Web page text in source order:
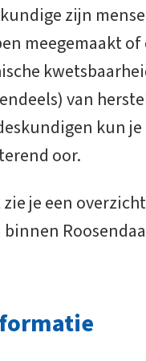
zijn
meegemaakt of
van
kun
oor.
je een